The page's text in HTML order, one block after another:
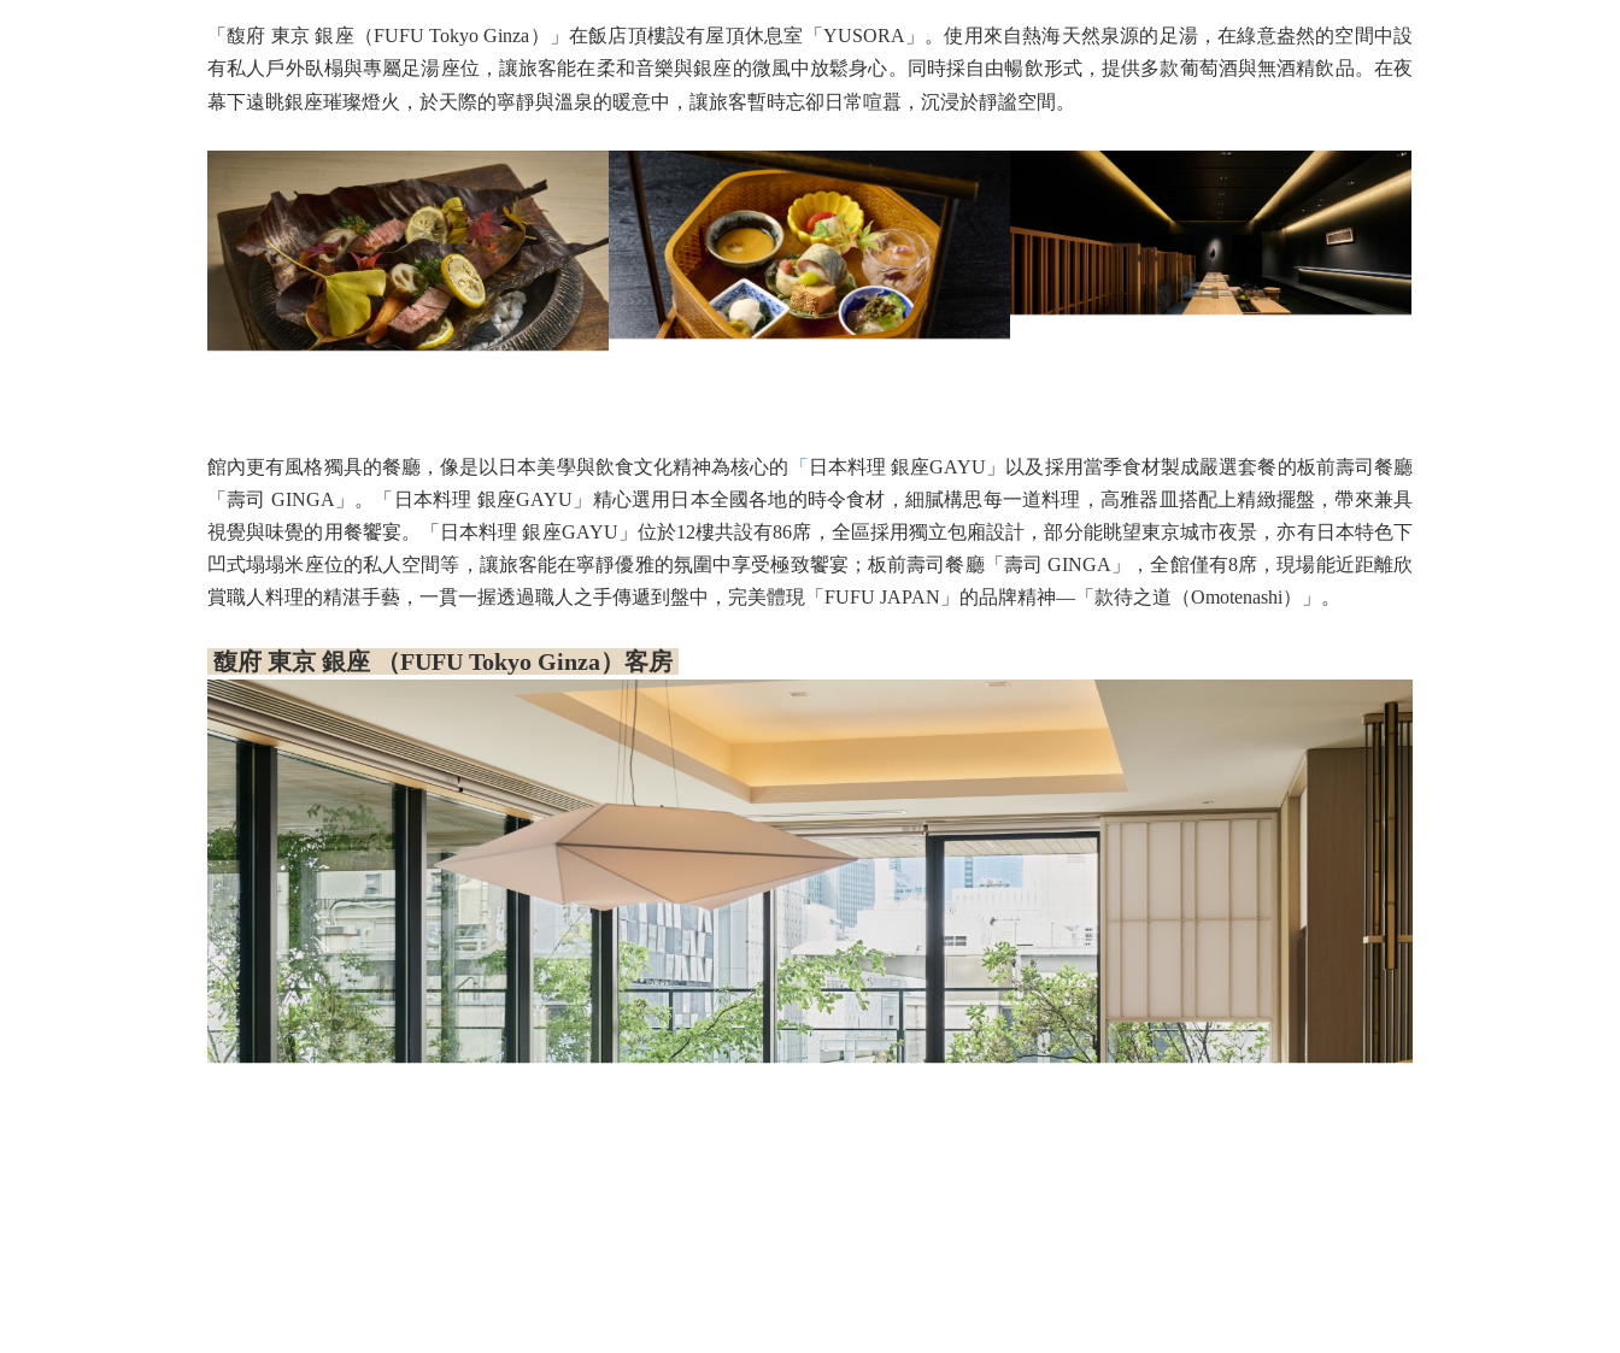
「馥府 東京 銀座（FUFU Tokyo Ginza）」在飯店頂樓設有屋頂休息室「YUSORA」。使用來自熱海天然泉源的足湯，在綠意盎然的空間中設
有私人戶外臥榻與專屬足湯座位，讓旅客能在柔和音樂與銀座的微風中放鬆身心。同時採自由暢飲形式，提供多款葡萄酒與無酒精飲品。在夜
幕下遠眺銀座璀璨燈火，於天際的寧靜與溫泉的暖意中，讓旅客暫時忘卻日常喧囂，沉浸於靜謐空間。
館內更有風格獨具的餐廳，像是以日本美學與飲食文化精神為核心的 「 日本料理 銀座GAYU」以及採用當季食材製成嚴選套餐的板前壽司餐廳
「壽司 GINGA」。「日本料理 銀座GAYU」精心選用日本全國各地的時令食材，細膩構思每一道料理，高雅器皿搭配上精緻擺盤，帶來兼具
視覺與味覺的用餐饗宴。「日本料理 銀座GAYU」位於12樓共設有86席，全區採用獨立包廂設計，部分能眺望東京城市夜景，亦有日本特色下
凹式塌塌米座位的私人空間等，讓旅客能在寧靜優雅的氛圍中享受極致饗宴；板前壽司餐廳「壽司 GINGA」，全館僅有8席，現場能近距離欣
賞職人料理的精湛手藝，一貫一握透過職人之手傳遞到盤中，完美體現「FUFU JAPAN」的品牌精神—「款待之道（Omotenashi）」。
馥府 東京 銀座 （FUFU Tokyo Ginza）客房